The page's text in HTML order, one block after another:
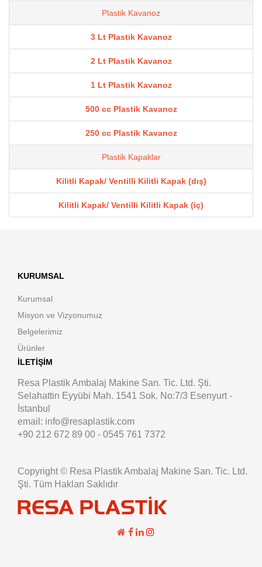
Plastik Kavanoz
3 Lt Plastik Kavanoz
2 Lt Plastik Kavanoz
1 Lt Plastik Kavanoz
500 cc Plastik Kavanoz
250 cc Plastik Kavanoz
Plastik Kapaklar
Kilitli Kapak/ Ventilli Kilitli Kapak (dış)
Kilitli Kapak/ Ventilli Kilitli Kapak (iç)
KURUMSAL
Kurumsal
Misyon ve Vizyonumuz
Belgelerimiz
Ürünler
İLETIŞIM
Resa Plastik Ambalaj Makine San. Tic. Ltd. Şti.
Selahattin Eyyübi Mah. 1541 Sok. No:7/3 Esenyurt -
İstanbul
email: info@resaplastik.com
+90 212 672 89 00 - 0545 761 7372
Copyright © Resa Plastik Ambalaj Makine San. Tic. Ltd.
Şti. Tüm Hakları Saklıdır